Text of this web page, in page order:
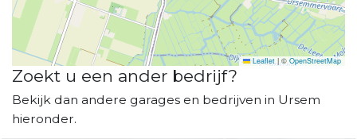
Leaflet | © OpenStreetMap
Zoekt u een ander bedrijf?
Bekijk dan andere garages en bedrijven in Ursem
hieronder.